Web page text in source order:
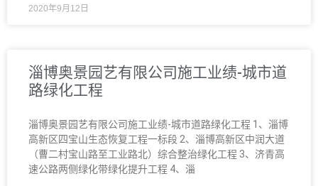
2020年9月12日
淄博奥景园艺有限公司施工业绩-城市道
路绿化工程
淄博奥景园艺有限公司施工业绩-城市道路绿化工程 1、淄博
高新区四宝山生态恢复工程一标段 2、淄博高新区中润大道
（曹二村宝山路至工业路北）综合整治绿化工程 3、济青高
速公路两侧绿化带绿化提升工程 4、淄